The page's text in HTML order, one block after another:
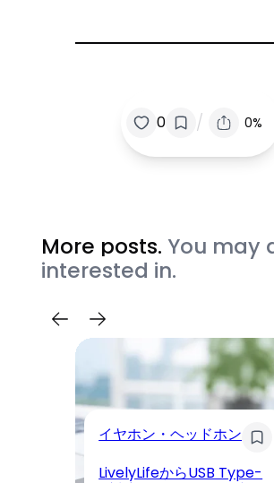
0 / 0%
More posts. You may
interested in.
イヤホン・ヘッドホン
LivelyLifeからUSB Type-